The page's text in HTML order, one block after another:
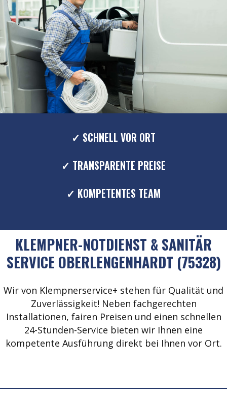
✓ SCHNELL VOR ORT
✓ TRANSPARENTE PREISE
✓ KOMPETENTES TEAM
KLEMPNER-NOTDIENST & SANITÄR
SERVICE OBERLENGENHARDT (75328)
Wir von Klempnerservice+ stehen für Qualität und
Zuverlässigkeit! Neben fachgerechten
Installationen, fairen Preisen und einen schnellen
24-Stunden-Service bieten wir Ihnen eine
kompetente Ausführung direkt bei Ihnen vor Ort.